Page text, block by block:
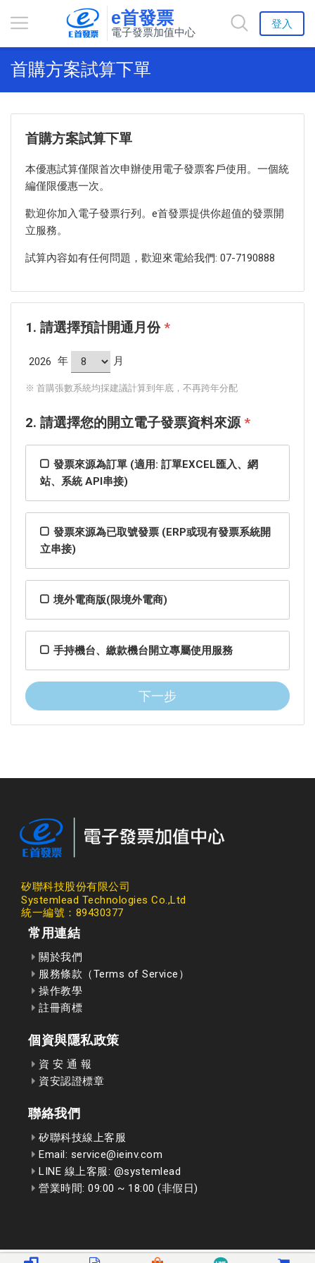
e首發票
電子發票加值中心
登入
首購方案試算下單
首購方案試算下單
本優惠試算僅限首次申辦使用電子發票客戶使用。一個統
編僅限優惠一次。
歡迎你加入電子發票行列。e首發票提供你超值的發票開
立服務。
試算內容如有任何問題，歡迎來電給我們: 07-7190888
1. 請選擇預計開通月份*
年 月
※ 首購張數系統均採建議計算到年底，不再跨年分配
2. 請選擇您的開立電子發票資料來源*
發票來源為訂單 (適用: 訂單EXCEL匯入、網
站、系統 API串接)
發票來源為已取號發票 (ERP或現有發票系統開
立串接)
境外電商版(限境外電商)
手持機台、繳款機台開立專屬使用服務
下一步
矽聯科技股份有限公司
Systemlead Technologies Co.,Ltd
統一編號：89430377
常用連結
關於我們
服務條款（Terms of Service）
操作教學
註冊商標
個資與隱私政策
資 安 通 報
資安認證標章
聯絡我們
矽聯科技線上客服
Email: service@ieinv.com
LINE 線上客服: @systemlead
營業時間: 09:00 ~ 18:00 (非假日)